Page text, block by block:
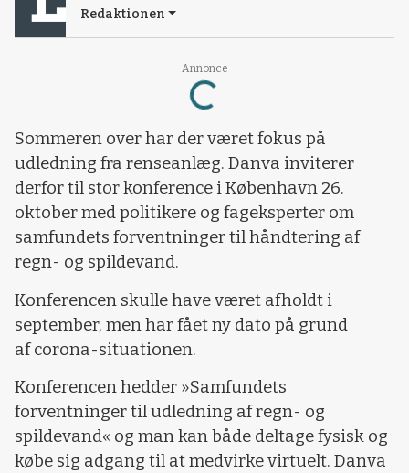
Annonce
Loading...
Redaktionen
Sommeren over har der været fokus på
udledning fra renseanlæg. Danva inviterer
derfor til stor konference i København 26.
oktober med politikere og fageksperter om
samfundets forventninger til håndtering af
regn- og spildevand.
Konferencen skulle have været afholdt i
september, men har fået ny dato på grund
af corona-situationen.
Konferencen hedder »Samfundets
forventninger til udledning af regn- og
spildevand« og man kan både deltage fysisk og
købe sig adgang til at medvirke virtuelt. Danva